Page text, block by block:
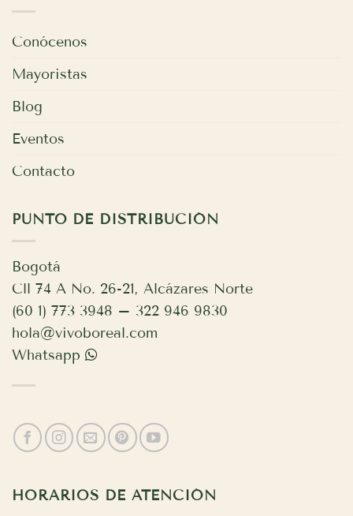
Conócenos
Mayoristas
Blog
Eventos
Contacto
PUNTO DE DISTRIBUCIÓN
Bogotá
Cll 74 A No. 26-21, Alcázares Norte
(60 1) 773 3948 – 322 946 9830
hola@vivoboreal.com
Whatsapp
HORARIOS DE ATENCIÓN